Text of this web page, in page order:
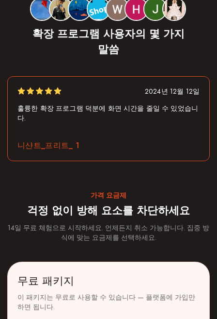
확장 프로그램 사용자의 몇 가지
말씀
2024년 12월 12일
간을 줄일 수 있었습니
장점: 방해 요소가 전혀 없어서 이
가격 요금제
걱정 없이 방해 요소를 차단하세요
14일 무료 체험으로 시작하세요. 언제든지 취소 가능합니다. 집중 방
식에 맞는 요금제를 선택하세요.
무료 패키지
이 패키지는 무료로 사용할 수 있습니다 — 플랫폼에 가입만
하면 됩니다.